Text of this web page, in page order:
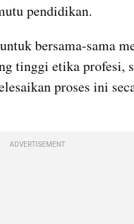
pendidikan.
bersama-sama
tinggi etika profesi,
proses ini
ADVERTISEMENT